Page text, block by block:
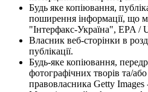
Будь яке копіювання,
поширення інформації, що
"Інтерфакс-Україна", EPA /
Власник веб-сторінки в
публікації.
Будь-яке копіювання,
фотографічних творів та/або
правовласника Getty Images